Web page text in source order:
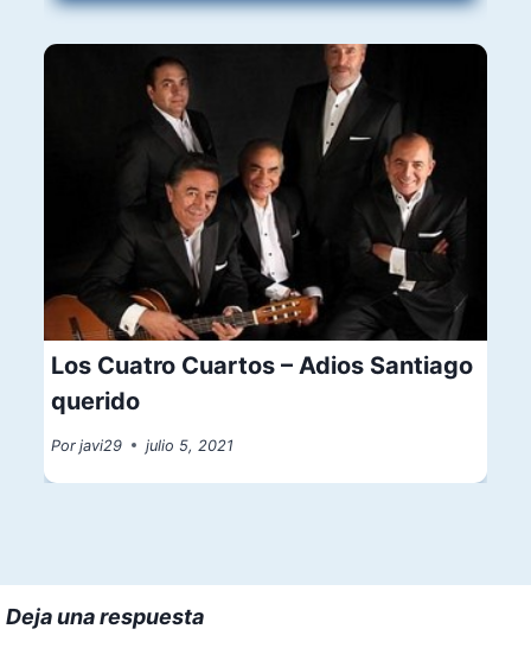
Los Cuatro Cuartos – Adios Santiago
querido
Por javi29 julio 5, 2021
Deja una respuesta